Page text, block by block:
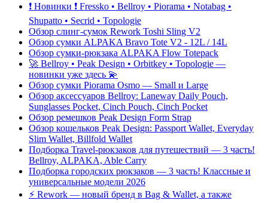
❗️ Новинки ❗️ Fressko • Bellroy • Piorama • Notabag •
Shupatto • Secrid • Topologie
Обзор слинг-сумок Rework Toshi Sling V2
Обзор сумки ALPAKA Bravo Tote V2 - 12L / 14L
Обзор сумки-рюкзака ALPAKA Flow Totepack
🚀 Bellroy • Peak Design • Orbitkey • Topologie —
новинки уже здесь 💫
Обзор сумки Piorama Osmo — Small и Large
Обзор аксессуаров Bellroy: Laneway Daily Pouch,
Sunglasses Pocket, Cinch Pouch, Cinch Pocket
Обзор ремешков Peak Design Form Strap
Обзор кошельков Peak Design: Passport Wallet, Everyday
Slim Wallet, Billfold Wallet
Подборка Travel-рюкзаков для путешествий — 3 часть!
Bellroy, ALPAKA, Able Carry
Подборка городских рюкзаков — 3 часть! Классные и
универсальные модели 2026
⚡️ Rework — новый бренд в Bag & Wallet, а также